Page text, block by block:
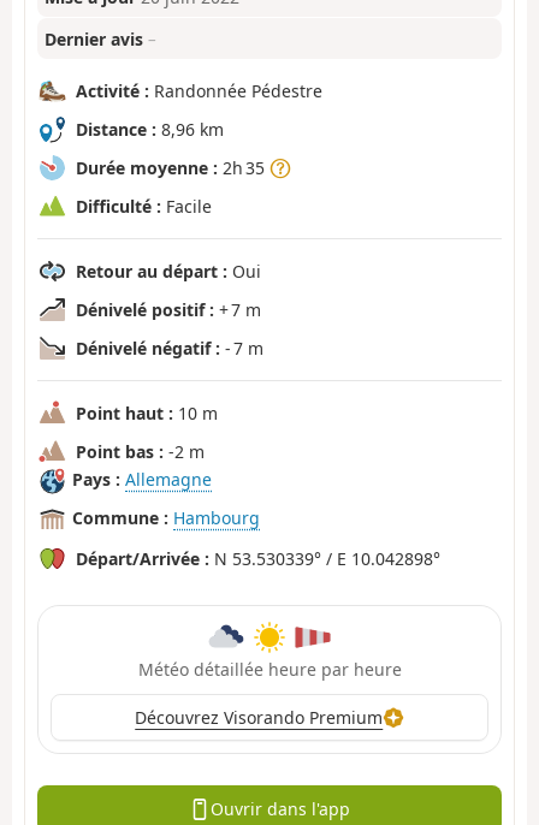
Dernier avis –
Activité : Randonnée Pédestre
Distance : 8,96 km
Durée moyenne : 2h 35
Difficulté : Facile
Retour au départ : Oui
Dénivelé positif : + 7 m
Dénivelé négatif : - 7 m
Point haut : 10 m
Point bas : -2 m
Pays : Allemagne
Commune : Hambourg
Départ/Arrivée : N 53.530339° / E 10.042898°
Météo détaillée heure par heure
Découvrez Visorando Premium
Ouvrir dans l'app